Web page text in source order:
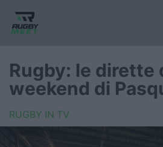
Nazionali giovanili
Rugby: le dirette
weekend di
RUGBY IN TV